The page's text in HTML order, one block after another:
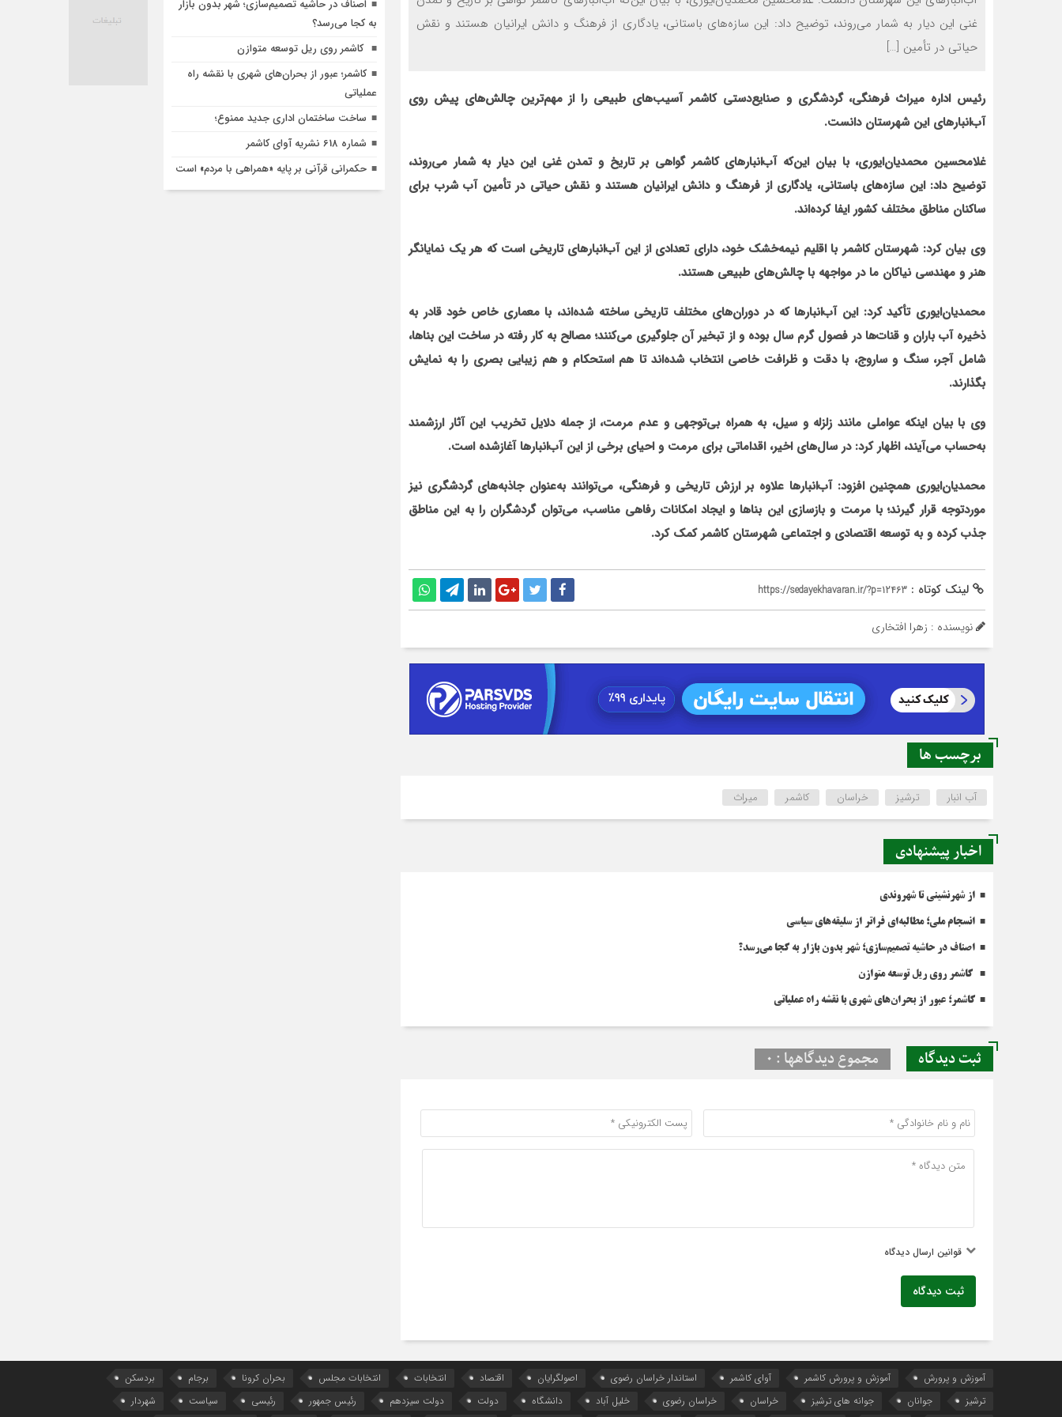
غنی این دیار به شمار می‌روند، توضیح داد: این سازه‌های باستانی، یادگاری از فرهنگ و دانش ایرانیان هستند و نقش
حیاتی در تأمین […]
رئیس اداره میراث فرهنگی، گردشگری و صنایع‌دستی کاشمر آسیب‌های طبیعی را از مهم‌ترین چالش‌های پیش روی
آب‌انبارهای این شهرستان دانست.
غلامحسین محمدیان‌ایوری، با بیان این‌که آب‌انبارهای کاشمر گواهی بر تاریخ و تمدن غنی این دیار به شمار می‌روند،
توضیح داد: این سازه‌های باستانی، یادگاری از فرهنگ و دانش ایرانیان هستند و نقش حیاتی در تأمین آب شرب برای
ساکنان مناطق مختلف کشور ایفا کرده‌اند.
وی بیان کرد: شهرستان کاشمر با اقلیم نیمه‌خشک خود، دارای تعدادی از این آب‌انبارهای تاریخی است که هر یک نمایانگر
هنر و مهندسی نیاکان ما در مواجهه با چالش‌های طبیعی هستند.
محمدیان‌ایوری تأکید کرد: این آب‌انبارها که در دوران‌های مختلف تاریخی ساخته شده‌اند، با معماری خاص خود قادر به
ذخیره آب باران و قنات‌ها در فصول گرم سال بوده و از تبخیر آن جلوگیری می‌کنند؛ مصالح به کار رفته در ساخت این بناها،
شامل آجر، سنگ و ساروج، با دقت و ظرافت خاصی انتخاب شده‌اند تا هم استحکام و هم زیبایی بصری را به نمایش
بگذارند.
وی با بیان این‏که عواملی مانند زلزله و سیل، به همراه بی‌توجهی و عدم مرمت، از جمله دلایل تخریب این آثار ارزشمند
به‌حساب می‌آیند، اظهار کرد: در سال‌های اخیر، اقداماتی برای مرمت و احیای برخی از این آب‌انبارها آغازشده است.
محمدیان‌ایوری هم‏چنین افزود: آب‌انبارها علاوه بر ارزش تاریخی و فرهنگی، می‌توانند به‌عنوان جاذبه‌های گردشگری نیز
موردتوجه قرار گیرند؛ با مرمت و بازسازی این بناها و ایجاد امکانات رفاهی مناسب، می‌توان گردشگران را به این مناطق
جذب کرده و به توسعه اقتصادی و اجتماعی شهرستان کاشمر کمک کرد.
لینک کوتاه : https://sedayekhavaran.ir/?p=12463
نویسنده : زهرا افتخاری
برچسب ها
آب انبار ترشیز خراسان کاشمر میراٍث
اخبار پیشنهادی
از شهرنشینی تا شهروندی
انسجام ملی؛ مطالبه‌ای فراتر از سلیقه‌های سیاسی
اصناف در حاشیه تصمیم‌سازی؛ شهر بدون بازار به کجا می‌رسد؟
کاشمر روی ریل توسعه متوازن
کاشمر؛ عبور از بحران‌های شهری با نقشه راه عملیاتی
ثبت دیدگاه مجموع دیدگاهها : 0
قوانین ارسال دیدگاه
ثبت دیدگاه
اصناف در حاشیه تصمیم‌سازی؛ شهر بدون بازار
به کجا می‌رسد؟
کاشمر روی ریل توسعه متوازن
کاشمر؛ عبور از بحران‌های شهری با نقشه راه
عملیاتی
ساخت ساختمان اداری جدید ممنوع؛
شماره 618 نشریه آوای کاشمر
حکمرانی قرآنی بر پایه «همراهی با مردم» است
آموزش و پرورش آموزش و پرورش کاشمر آوای کاشمر استاندار خراسان رضوی اصولگرایان اقتصاد انتخابات انتخابات مجلس بحران کرونا برجام
بردسکن
ترشیز
جوانان جوانه های ترشیز خراسان خراسان رضوی خلیل آباد دانشگاه دولت دولت سیزدهم رئیس جمهور رئیسی سیاست
شهردار